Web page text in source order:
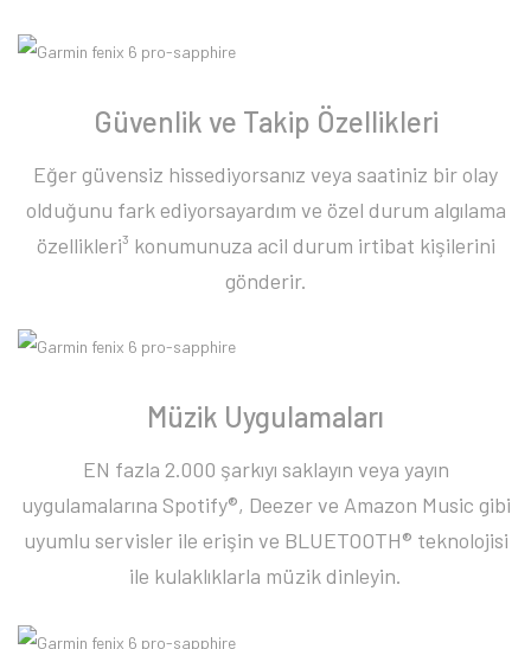
Güvenlik ve Takip Özellikleri
Eğer güvensiz hissediyorsanız veya saatiniz bir olay
olduğunu fark ediyorsayardım ve özel durum algılama
özellikleri³ konumunuza acil durum irtibat kişilerini
gönderir.
Müzik Uygulamaları
EN fazla 2.000 şarkıyı saklayın veya yayın
uygulamalarına Spotify®, Deezer ve Amazon Music gibi
uyumlu servisler ile erişin ve BLUETOOTH® teknolojisi
ile kulaklıklarla müzik dinleyin.